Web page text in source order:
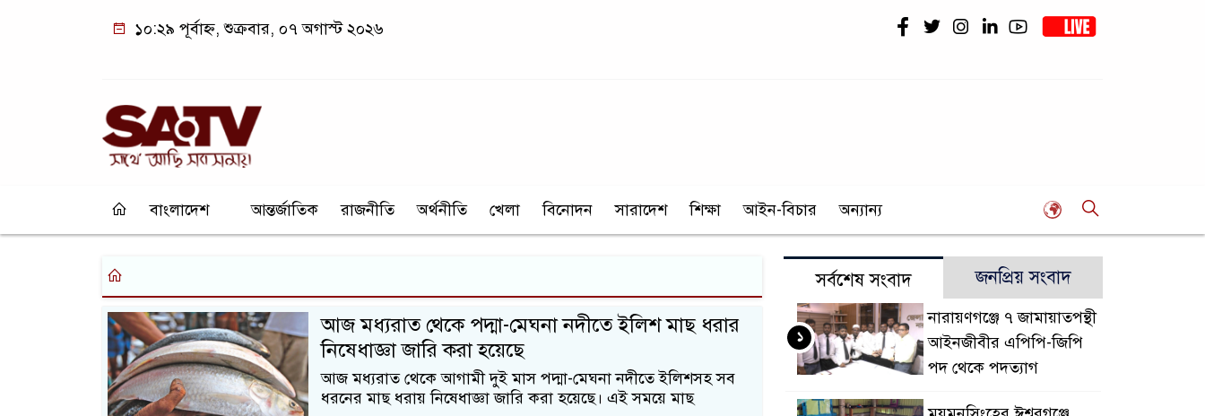
১০:২৯ পূর্বাহ্ন, শুক্রবার, ০৭ অগাস্ট ২০২৬
বাংলাদেশ আন্তর্জাতিক রাজনীতি অর্থনীতি খেলা বিনোদন সারাদেশ শিক্ষা আইন-বিচার অন্যান্য
আজ মধ্যরাত থেকে পদ্মা-মেঘনা নদীতে ইলিশ মাছ ধরার
নিষেধাজ্ঞা জারি করা হয়েছে
আজ মধ্যরাত থেকে আগামী দুই মাস পদ্মা-মেঘনা নদীতে ইলিশসহ সব
ধরনের মাছ ধরায় নিষেধাজ্ঞা জারি করা হয়েছে। এই সময়ে মাছ
সর্বশেষ সংবাদ জনপ্রিয় সংবাদ
নারায়ণগঞ্জে ৭ জামায়াতপন্থী
আইনজীবীর এপিপি-জিপি
পদ থেকে পদত্যাগ
১